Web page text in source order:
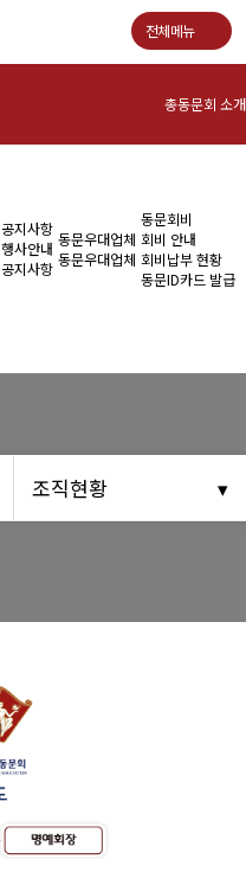
전체메뉴
총동문회 소개
공지사항
행사안내
공지사항
동문우대업체
동문우대업체
동문회비
회비 안내
회비납부 현황
동문ID카드 발급
조직현황